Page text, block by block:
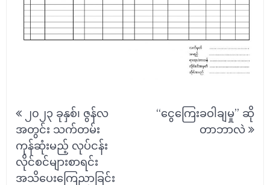
navigation
၂၀၂၃ ခုနှစ်၊ ဇွန်လ
အတွင်း သက်တမ်း
ကုန်ဆုံးမည့် လုပ်ငန်း
လိုင်စင်များစာရင်း
အသိပေးကြေညာခြင်း
“ငွေကြေးခဝါချမှု” ဆို
တာဘာလဲ